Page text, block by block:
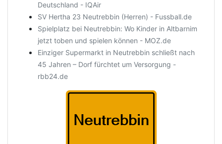
Deutschland - IQAir
SV Hertha 23 Neutrebbin (Herren) - Fussball.de
Spielplatz bei Neutrebbin: Wo Kinder in Altbarnim
jetzt toben und spielen können - MOZ.de
Einziger Supermarkt in Neutrebbin schließt nach
45 Jahren – Dorf fürchtet um Versorgung -
rbb24.de